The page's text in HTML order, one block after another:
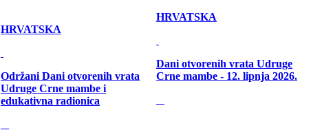
HRVATSKA
Održani Dani otvorenih vrata
Udruge Crne mambe i
edukativna radionica
HRVATSKA
Dani otvorenih vrata Udruge
Crne mambe - 12. lipnja 2026.